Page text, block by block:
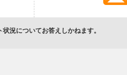
況についてお答えしかねます。